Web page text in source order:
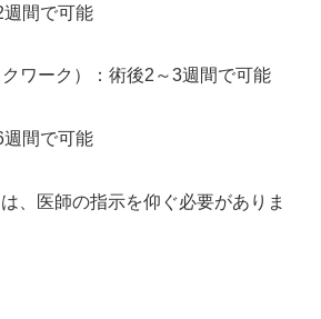
間で可能
ワーク）：術後2～3週間で可能
間で可能
、医師の指示を仰ぐ必要がありま